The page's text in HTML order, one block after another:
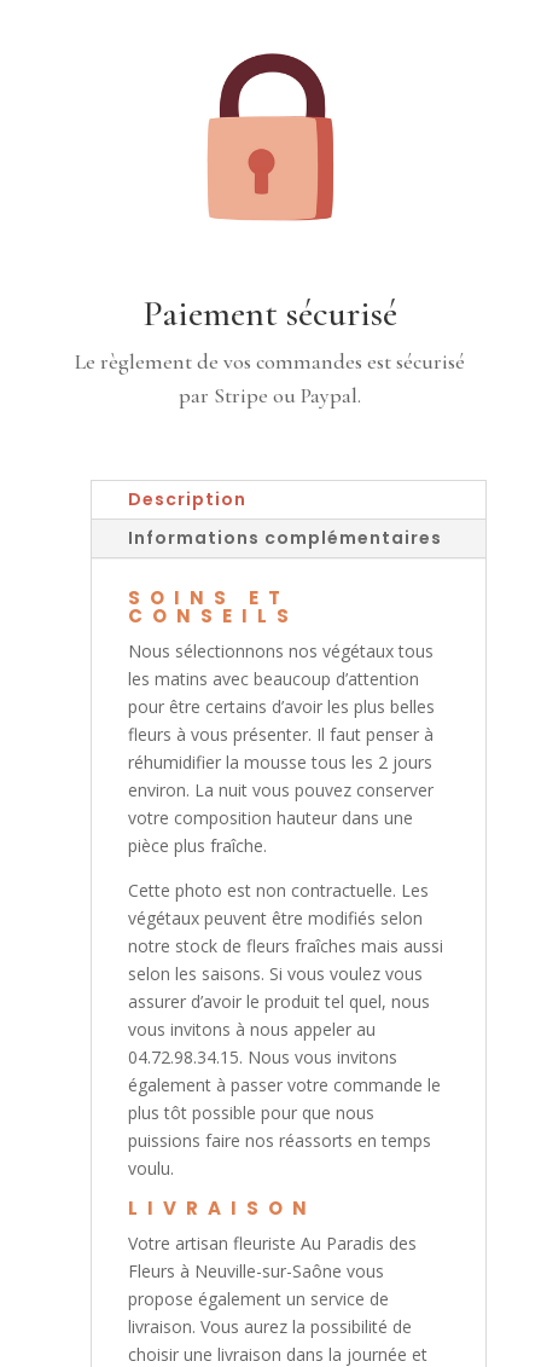
Paiement sécurisé
Le règlement de vos commandes est sécurisé
par Stripe ou Paypal.
Description
Informations complémentaires
SOINS ET
CONSEILS
Nous sélectionnons nos végétaux tous
les matins avec beaucoup d’attention
pour être certains d’avoir les plus belles
fleurs à vous présenter. Il faut penser à
réhumidifier la mousse tous les 2 jours
environ. La nuit vous pouvez conserver
votre composition hauteur dans une
pièce plus fraîche.
Cette photo est non contractuelle. Les
végétaux peuvent être modifiés selon
notre stock de fleurs fraîches mais aussi
selon les saisons. Si vous voulez vous
assurer d’avoir le produit tel quel, nous
vous invitons à nous appeler au
04.72.98.34.15. Nous vous invitons
également à passer votre commande le
plus tôt possible pour que nous
puissions faire nos réassorts en temps
voulu.
LIVRAISON
Votre artisan fleuriste Au Paradis des
Fleurs à Neuville-sur-Saône vous
propose également un service de
livraison. Vous aurez la possibilité de
choisir une livraison dans la journée et